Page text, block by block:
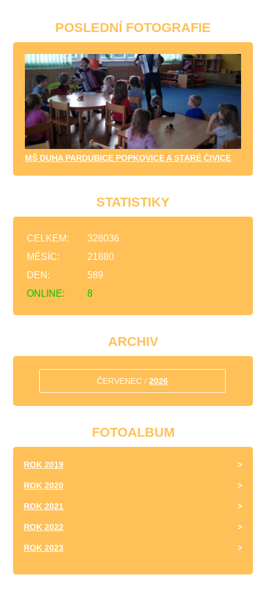
POSLEDNÍ FOTOGRAFIE
MŠ DUHA PARDUBICE POPKOVICE A STARÉ ČIVICE
STATISTIKY
ONLINE: 8
CELKEM:
328036
MĚSÍC:
21880
DEN:
589
ARCHIV
ČERVENEC /2026
FOTOALBUM
ROK 2019
ROK 2020
ROK 2021
ROK 2022
ROK 2023